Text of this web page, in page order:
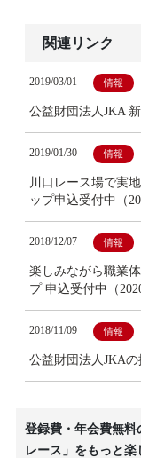
関連リンク
2019/03/01 情報
公益財団法人JKA
2019/01/30 情報
川口レース場で実
ップ申込受付中（
2018/12/07 情報
楽しみながら職業
プ 申込受付中（
2018/11/09 情報
公益財団法人JKA
登録費・年会費無料
レース」をもっと楽